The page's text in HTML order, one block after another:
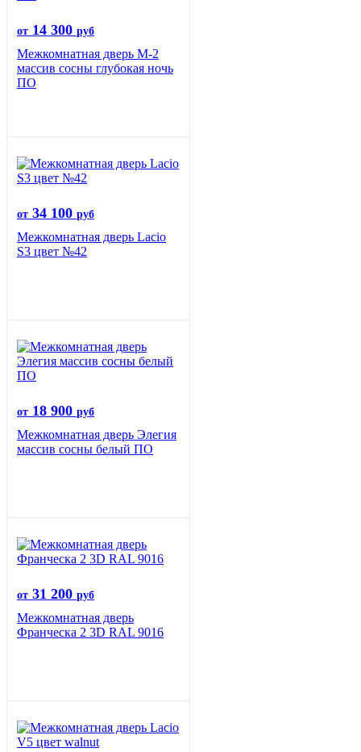
от 14 300 руб
Межкомнатная дверь М-2
массив сосны глубокая ночь
ПО
от 34 100 руб
Межкомнатная дверь Lacio
S3 цвет №42
от 18 900 руб
Межкомнатная дверь Элегия
массив сосны белый ПО
от 31 200 руб
Межкомнатная дверь
Франческа 2 3D RAL 9016